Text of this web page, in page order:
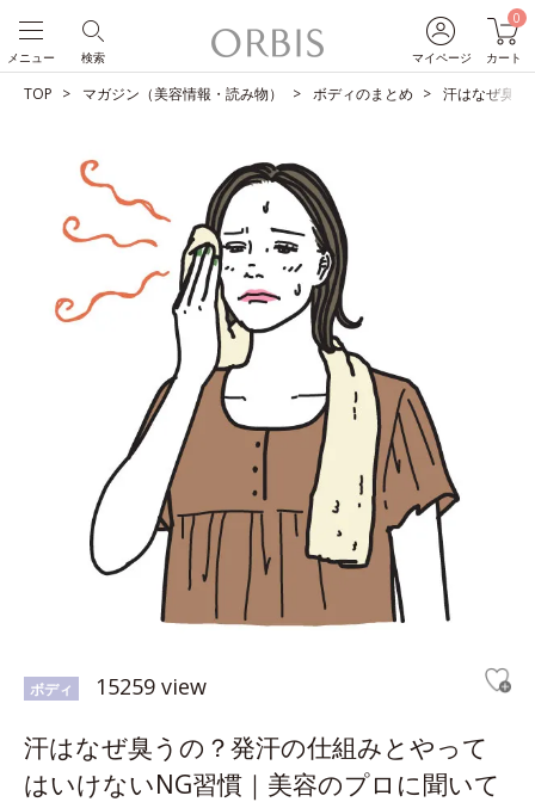
マイページ
0
カート
検索
メニュー
TOP マガジン（美容情報・読み物） ボディのまとめ 汗はなぜ臭う
ボディ 15259 view
汗はなぜ臭うの？発汗の仕組みとやって
はいけないNG習慣｜美容のプロに聞いて